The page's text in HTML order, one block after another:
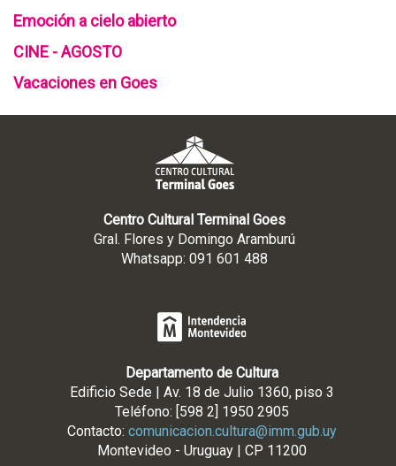
Emoción a cielo abierto
CINE - AGOSTO
Vacaciones en Goes
Centro Cultural Terminal Goes
Gral. Flores y Domingo Aramburú
Whatsapp: 091 601 488
Departamento de Cultura
Edificio Sede | Av. 18 de Julio 1360, piso 3
Teléfono: [598 2] 1950 2905
Contacto: comunicacion.cultura@imm.gub.uy
Montevideo - Uruguay | CP 11200